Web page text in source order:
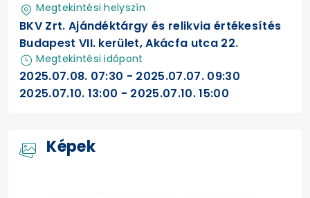
Megtekintési helyszín
BKV Zrt. Ajándéktárgy és relikvia értékesítés
Budapest VII. kerület, Akácfa utca 22.
Megtekintési időpont
2025.07.08. 07:30 - 2025.07.07. 09:30
2025.07.10. 13:00 - 2025.07.10. 15:00
Képek